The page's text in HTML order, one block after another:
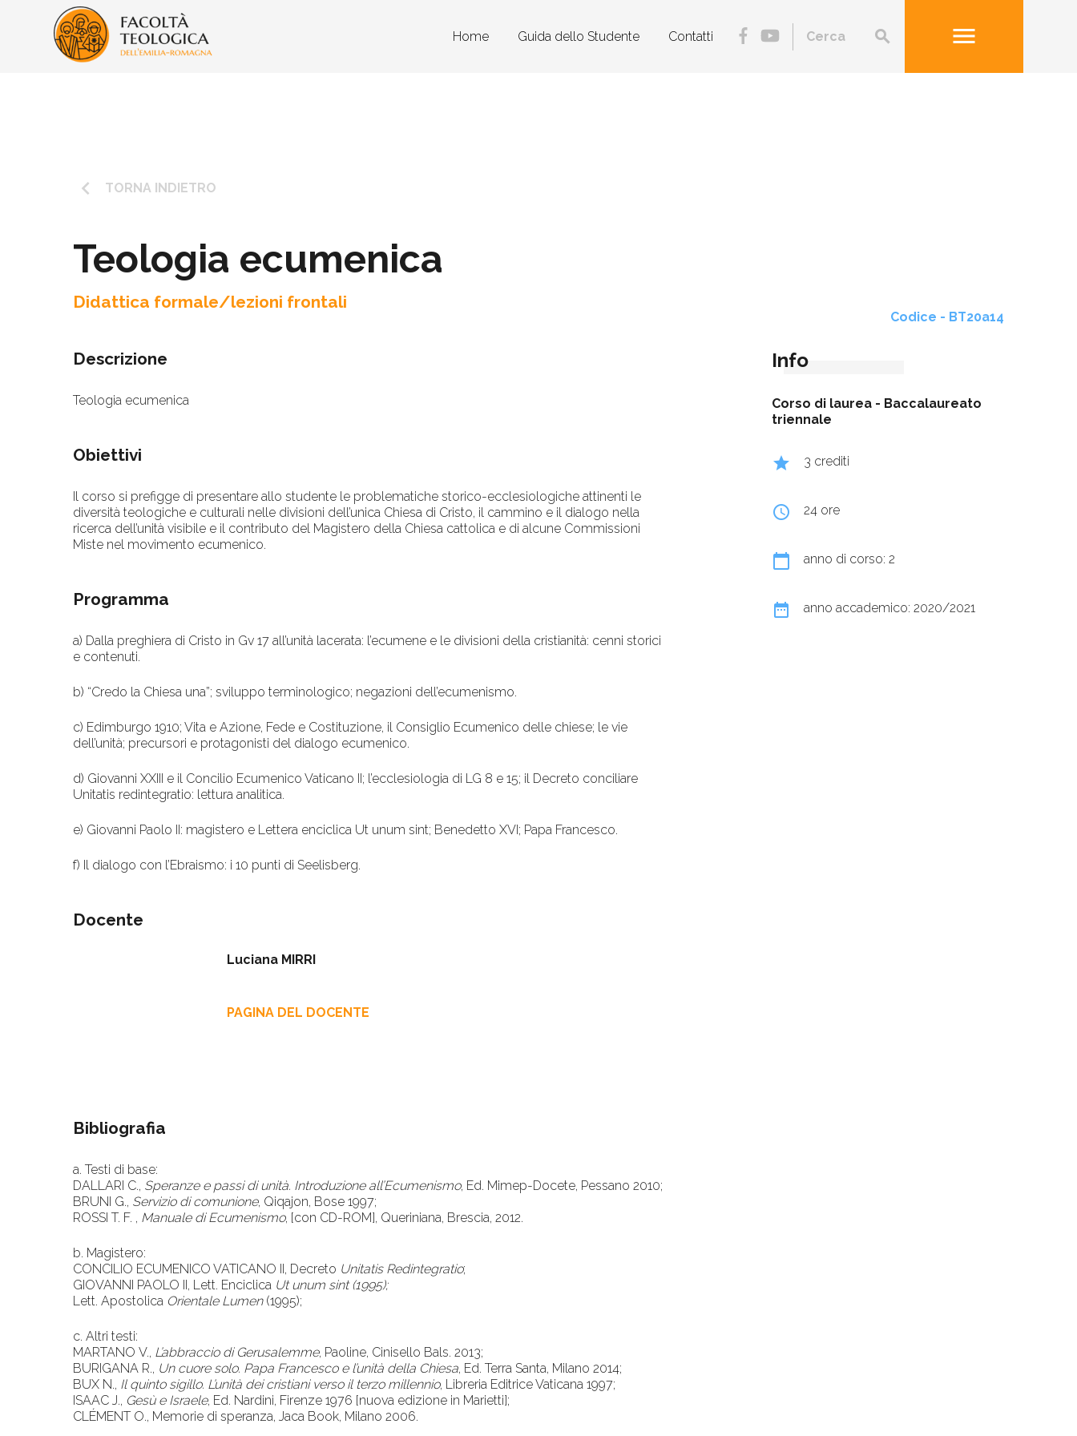
Home Guida dello Studente Contatti search menu
keyboard_arrow_left TORNA INDIETRO
Teologia ecumenica
Didattica formale/lezioni frontali
Codice - BT20a14
Descrizione
Teologia ecumenica
Obiettivi
Il corso si prefigge di presentare allo studente le problematiche storico-ecclesiologiche attinenti le
diversità teologiche e culturali nelle divisioni dell’unica Chiesa di Cristo, il cammino e il dialogo nella
ricerca dell’unità visibile e il contributo del Magistero della Chiesa cattolica e di alcune Commissioni
Miste nel movimento ecumenico.
Programma
a) Dalla preghiera di Cristo in Gv 17 all’unità lacerata: l’ecumene e le divisioni della cristianità: cenni storici
e contenuti.
b) “Credo la Chiesa una”; sviluppo terminologico; negazioni dell’ecumenismo.
c) Edimburgo 1910; Vita e Azione, Fede e Costituzione, il Consiglio Ecumenico delle chiese; le vie
dell’unità; precursori e protagonisti del dialogo ecumenico.
d) Giovanni XXIII e il Concilio Ecumenico Vaticano II; l’ecclesiologia di LG 8 e 15; il Decreto conciliare
Unitatis redintegratio: lettura analitica.
e) Giovanni Paolo II: magistero e Lettera enciclica Ut unum sint; Benedetto XVI; Papa Francesco.
f) Il dialogo con l’Ebraismo: i 10 punti di Seelisberg.
Docente
Luciana MIRRI
PAGINA DEL DOCENTE
Bibliografia
a. Testi di base:
DALLARI C., Speranze e passi di unità. Introduzione all’Ecumenismo, Ed. Mimep-Docete, Pessano 2010;
BRUNI G., Servizio di comunione, Qiqajon, Bose 1997;
ROSSI T. F. , Manuale di Ecumenismo, [con CD-ROM], Queriniana, Brescia, 2012.
b. Magistero:
​CONCILIO ECUMENICO VATICANO II, Decreto Unitatis Redintegratio;
GIOVANNI PAOLO II, Lett. Enciclica Ut unum sint (1995);
Lett. Apostolica Orientale Lumen(1995);
c. Altri testi:
MARTANO V., L’abbraccio di Gerusalemme, Paoline, Cinisello Bals. 2013;
BURIGANA R., Un cuore solo. Papa Francesco e l’unità della Chiesa, Ed. Terra Santa, Milano 2014;
BUX N., Il quinto sigillo. L’unità dei cristiani verso il terzo millennio, Libreria Editrice Vaticana 1997;
ISAAC J., Gesù e Israele, Ed. Nardini, Firenze 1976 [nuova edizione in Marietti];
CLÉMENT ​O., Memorie di speranza, Jaca Book, Milano 2006.
Info
Corso di laurea - Baccalaureato
triennale
grade 3 crediti
query_builder 24 ore
calendar_today anno di corso: 2
date_range anno accademico: 2020/2021